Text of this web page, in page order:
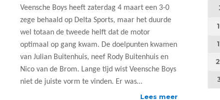
Veensche Boys heeft zaterdag 4 maart een 3-0
zege behaald op Delta Sports, maar het duurde
wel totaan de tweede helft dat de motor
optimaal op gang kwam. De doelpunten kwamen
van Julian Buitenhuis, neef Rody Buitenhuis en
Nico van de Brom. Lange tijd wist Veensche Boys
niet de juiste vorm te vinden. Er was…
Lees meer